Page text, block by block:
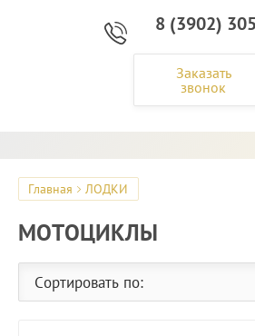
8 (3902)
Заказать
звонок
Главная ЛОДКИ
МОТОЦИКЛЫ
Сортировать по: